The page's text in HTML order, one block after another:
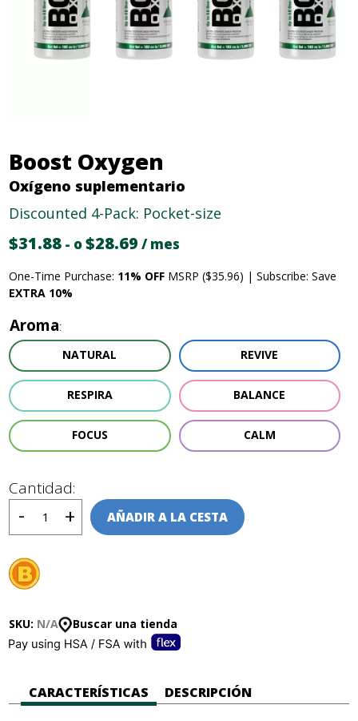
Boost Oxygen
Oxígeno suplementario
Discounted 4-Pack: Pocket-size
$31.88 - oPrecio
$31.88.
$28.69 El
actual
$.
/ mes
One-Time Purchase: 11% OFF MSRP ($35.96) | Subscribe: Save
EXTRA 10%
Aroma
NATURAL REVIVE
RESPIRA BALANCE
FOCUS CALM
Cantidad:
AÑADIR A LA CESTA
SKU: N/A Buscar una tienda
CARACTERÍSTICAS DESCRIPCIÓN